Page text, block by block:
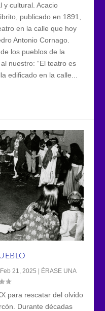
y cultural. Acacio
publicado en 1891,
en la calle que hoy
Antonio Cornago.
los pueblos de la
nuestro: “El teatro es
edificado en la calle...
Feb 21, 2025 | ÉRASE UNA
para rescatar del olvido
Durante décadas